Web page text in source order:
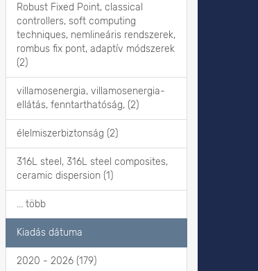
Robust Fixed Point, classical
controllers, soft computing
techniques, nemlineáris rendszerek,
rombus fix pont, adaptív módszerek
(2)
villamosenergia, villamosenergia-
ellátás, fenntarthatóság, (2)
élelmiszerbiztonság (2)
316L steel, 316L steel composites,
ceramic dispersion (1)
... több
Kiadás dátuma
2020 - 2026 (179)